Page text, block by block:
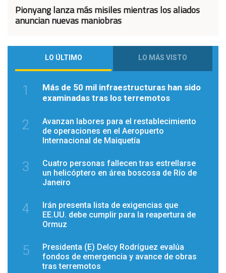
Pionyang lanza más misiles mientras los aliados
anuncian nuevas maniobras
LO ÚLTIMO LO MÁS VISTO
1
Más de 50 mil infraestructuras han sido
examinadas tras los terremotos
2
Avanzan labores para el restablecimiento
de operaciones en el Aeropuerto
Internacional de Maiquetía
3
Cuatro personas fallecen tras estrellarse
un helicóptero en área boscosa de Río de
Janeiro
4
Irán presenta lista de exigencias que
EE.UU. debe cumplir para la reapertura de
Ormuz
5
Presidenta (E) Delcy Rodríguez evalúa
fondos de emergencia y avance de obras
tras terremotos